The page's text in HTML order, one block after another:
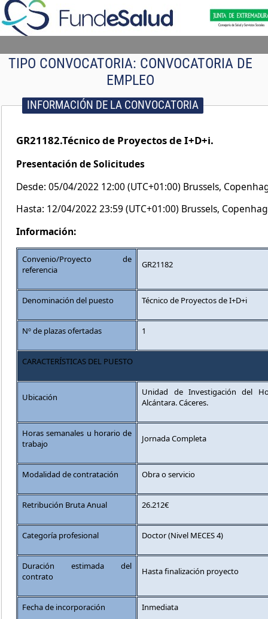
TIPO CONVOCATORIA: CONVOCATORIA DE
EMPLEO
INFORMACIÓN DE LA CONVOCATORIA
GR21182.Técnico de Proyectos de I+D+i.
Presentación de Solicitudes
Desde: 05/04/2022 12:00 (UTC+01:00) Brussels,
Hasta: 12/04/2022 23:59 (UTC+01:00) Brussels,
Información:
Convenio/Proyecto de
referencia
GR21182
Denominación del puesto Técnico de Proyectos de I+D+i
Nº de plazas ofertadas 1
CARACTERÍSTICAS DEL PUESTO
Ubicación
Unidad de Investigación del
Alcántara. Cáceres.
Horas semanales u horario de
trabajo
Jornada Completa
Modalidad de contratación Obra o servicio
Retribución Bruta Anual 26.212€
Categoría profesional Doctor (Nivel MECES 4)
Duración estimada del
contrato
Hasta finalización proyecto
Fecha de incorporación Inmediata